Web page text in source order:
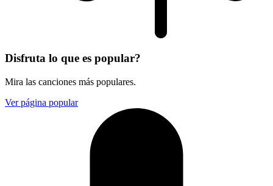
Disfruta lo que es popular?
Mira las canciones más populares.
Ver página popular